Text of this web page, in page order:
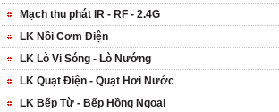
Mạch thu phát IR - RF - 2.4G
LK Nồi Cơm Điện
LK Lò Vi Sóng - Lò Nướng
LK Quạt Điện - Quạt Hơi Nước
LK Bếp Từ - Bếp Hồng Ngoại